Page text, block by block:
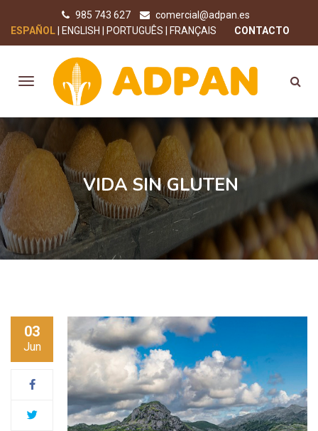
985 743 627
comercial@adpan.es
CONTACTO
ESPAÑOL ENGLISH PORTUGUÊS FRANÇAIS
VIDA SIN GLUTEN
03
Jun